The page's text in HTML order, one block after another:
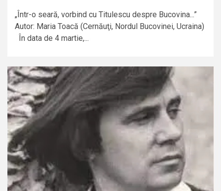
„Într-o seară, vorbind cu Titulescu despre Bucovina...”
Autor: Maria Toacă (Cernăuţi, Nordul Bucovinei, Ucraina)
În data de 4 martie,...